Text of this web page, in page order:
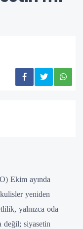
Ekim ayında
yeniden
yalnızca oda
değil; siyasetin